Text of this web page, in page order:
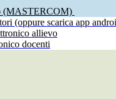
(MASTERCOM)
(oppure scarica app
allievo
docenti